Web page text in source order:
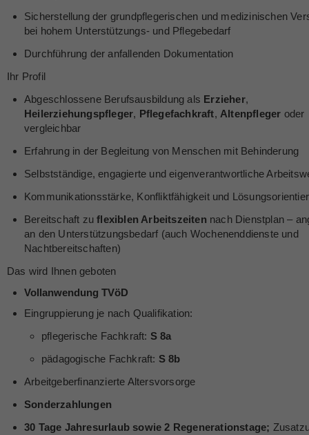
Sicherstellung der grundpflegerischen und medizinischen
bei hohem Unterstützungs- und Pflegebedarf
Durchführung der anfallenden Dokumentation
Ihr Profil
Abgeschlossene Berufsausbildung als Erzieher,
Heilerziehungspfleger, Pflegefachkraft, Altenpfleger oder
vergleichbar
Erfahrung in der Begleitung von Menschen mit Behinderung
Selbstständige, engagierte und eigenverantwortliche
Kommunikationsstärke, Konfliktfähigkeit und
Bereitschaft zuflexiblen Arbeitszeiten nach Dienstplan –
an den Unterstützungsbedarf (auch Wochenenddienste und
Nachtbereitschaften)
Das wird Ihnen geboten
Vollanwendung TVöD
Eingruppierung je nach Qualifikation:
pflegerische Fachkraft: S 8a
pädagogische Fachkraft: S 8b
Arbeitgeberfinanzierte Altersvorsorge
Sonderzahlungen
30 Tage Jahresurlaub sowie 2 Regenerationstage;